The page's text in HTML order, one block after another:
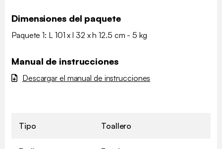
Dimensiones del paquete
Paquete 1: L 101 x l 32 x h 12.5 cm - 5 kg
Manual de instrucciones
Descargar el manual de instrucciones
Tipo Toallero